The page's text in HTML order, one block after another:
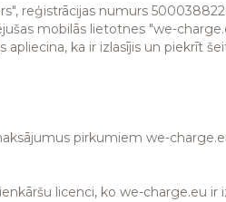
reģistrācijas numurs
mobilās lietotnes "we-
ka ir izlasījis un piekrīt
pirkumiem we-
licenci, ko we-charge.eu